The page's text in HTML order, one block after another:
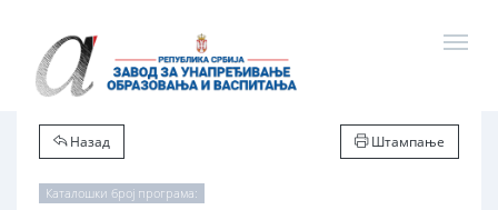
Назад Штампање
Каталошки број програма: